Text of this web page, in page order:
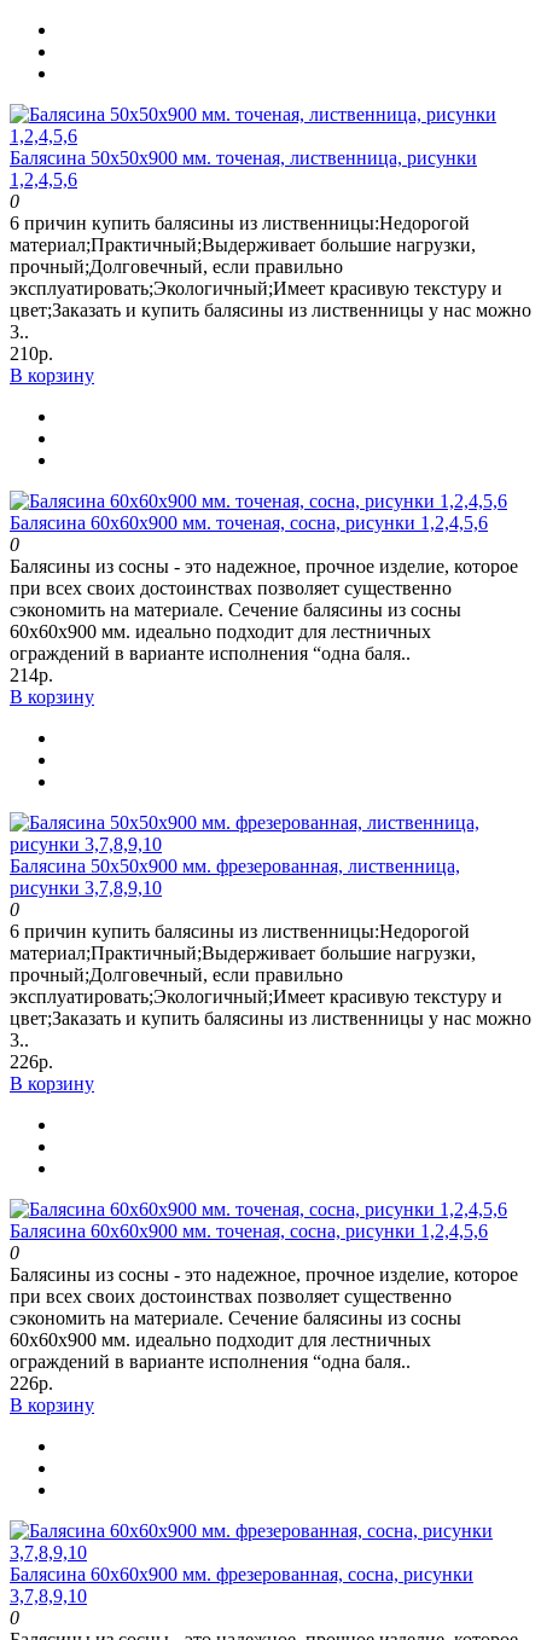
Балясина 50х50х900 мм. точеная, лиственница, рисунки
1,2,4,5,6
0
6 причин купить балясины из лиственницы:Недорогой
материал;Практичный;Выдерживает большие нагрузки,
прочный;Долговечный, если правильно
эксплуатировать;Экологичный;Имеет красивую текстуру и
цвет;Заказать и купить балясины из лиственницы у нас можно
3..
210р.
В корзину
Балясина 60х60х900 мм. точеная, сосна, рисунки 1,2,4,5,6
0
Балясины из сосны - это надежное, прочное изделие, которое
при всех своих достоинствах позволяет существенно
сэкономить на материале. Сечение балясины из сосны
60х60х900 мм. идеально подходит для лестничных
ограждений в варианте исполнения “одна баля..
214р.
В корзину
Балясина 50х50х900 мм. фрезерованная, лиственница,
рисунки 3,7,8,9,10
0
6 причин купить балясины из лиственницы:Недорогой
материал;Практичный;Выдерживает большие нагрузки,
прочный;Долговечный, если правильно
эксплуатировать;Экологичный;Имеет красивую текстуру и
цвет;Заказать и купить балясины из лиственницы у нас можно
3..
226р.
В корзину
Балясина 60х60х900 мм. точеная, сосна, рисунки 1,2,4,5,6
0
Балясины из сосны - это надежное, прочное изделие, которое
при всех своих достоинствах позволяет существенно
сэкономить на материале. Сечение балясины из сосны
60х60х900 мм. идеально подходит для лестничных
ограждений в варианте исполнения “одна баля..
226р.
В корзину
Балясина 60х60х900 мм. фрезерованная, сосна, рисунки
3,7,8,9,10
0